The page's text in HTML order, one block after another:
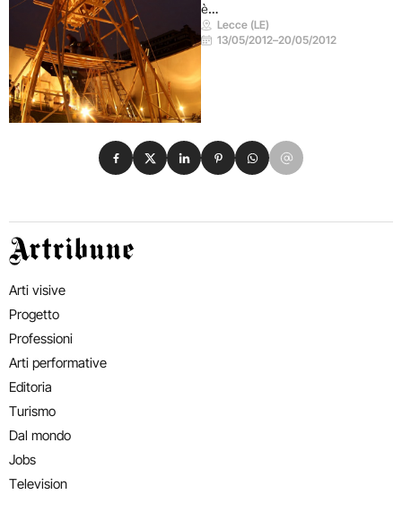
è…
Lecce (LE)
13/05/2012–20/05/2012
Condividi su Facebook
Condividi su X
Condividi su LinkedIn
Condividi su Pinterest
Condividi su WhatsApp
Condividi su Email
Artribune
Arti visive
Progetto
Professioni
Arti performative
Editoria
Turismo
Dal mondo
Jobs
Television